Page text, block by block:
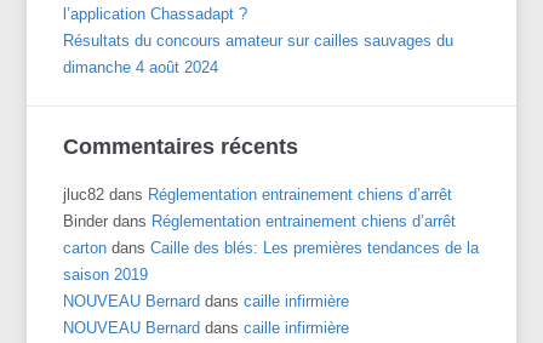
l’application Chassadapt ?
Résultats du concours amateur sur cailles sauvages du
dimanche 4 août 2024
Commentaires récents
jluc82 dans Réglementation entrainement chiens d’arrêt
Binder dans Réglementation entrainement chiens d’arrêt
carton dansCaille des blés: Les premières tendances de la
saison 2019
NOUVEAU Bernard danscaille infirmière
NOUVEAU Bernard danscaille infirmière